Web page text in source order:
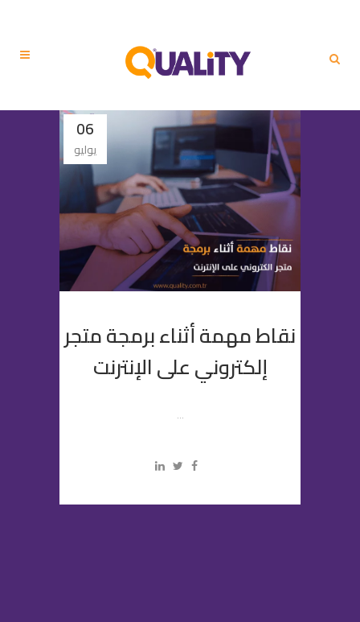
06
يوليو
نقاط مهمة أثناء برمجة متجر
إلكتروني على الإنترنت
...